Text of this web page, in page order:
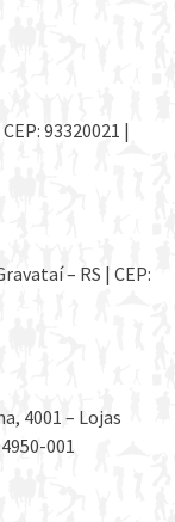
93320021 |
– RS | CEP:
4001 – Lojas
001